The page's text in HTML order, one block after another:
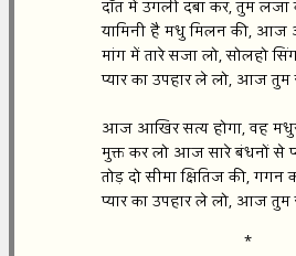
दाँत में उंगली दबा कर, तुम लजा
यामिनी है मधु मिलन की, आज
मांग में तारे सजा लो, सोलहो
प्यार का उपहार ले लो, आज तुम
आज आखिर सत्य होगा, वह
मुक्त कर लो आज सारे बंधनों से
तोड़ दो सीमा क्षितिज की, गगन
प्यार का उपहार ले लो, आज तुम
*